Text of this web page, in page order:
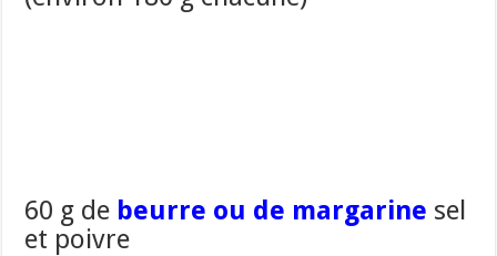
60 g de beurre ou de margarine sel
et poivre